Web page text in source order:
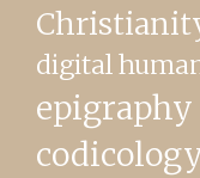
digital